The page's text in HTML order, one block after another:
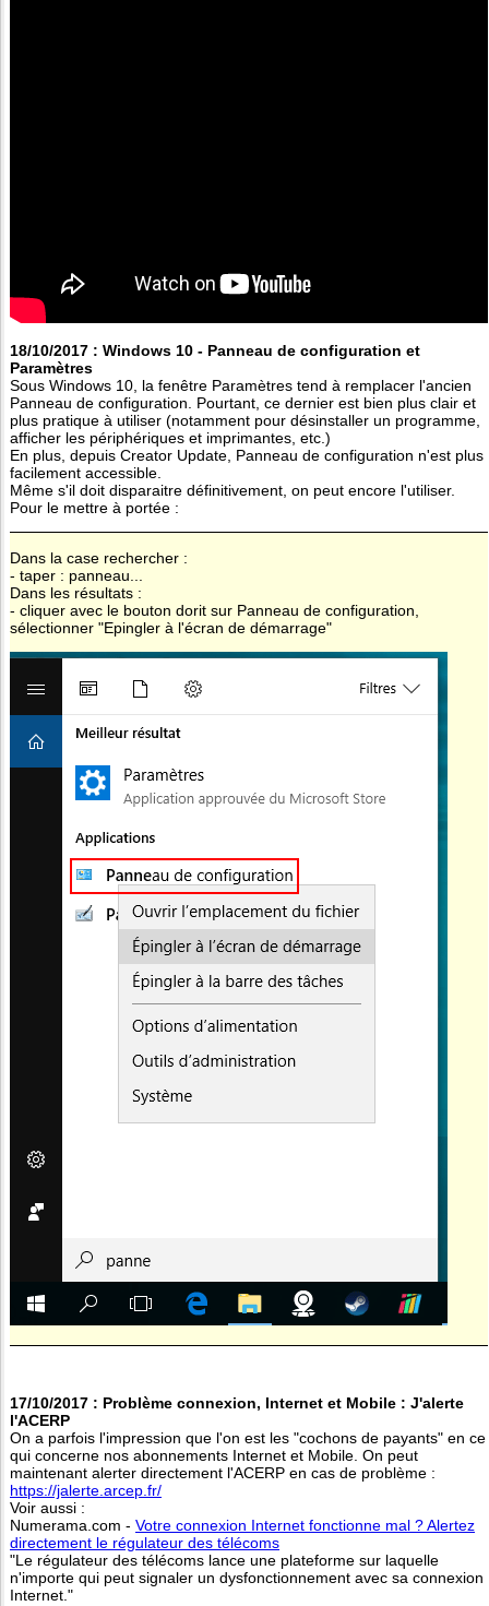
18/10/2017 : Windows 10 - Panneau de configuration et
Paramètres
Sous Windows 10, la fenêtre Paramètres tend à remplacer l'ancien
Panneau de configuration. Pourtant, ce dernier est bien plus clair et
plus pratique à utiliser (notamment pour désinstaller un programme,
afficher les périphériques et imprimantes, etc.)
En plus, depuis Creator Update, Panneau de configuration n'est plus
facilement accessible.
Même s'il doit disparaitre définitivement, on peut encore l'utiliser.
Pour le mettre à portée :
Dans la case rechercher :
- taper : panneau...
Dans les résultats :
- cliquer avec le bouton dorit sur Panneau de configuration,
sélectionner "Epingler à l'écran de démarrage"
17/10/2017 : Problème connexion, Internet et Mobile : J'alerte
l'ACERP
On a parfois l'impression que l'on est les "cochons de payants" en ce
qui concerne nos abonnements Internet et Mobile. On peut
maintenant alerter directement l'ACERP en cas de problème :
https://jalerte.arcep.fr/
Voir aussi :
Numerama.com - Votre connexion Internet fonctionne mal ? Alertez
directement le régulateur des télécoms
"Le régulateur des télécoms lance une plateforme sur laquelle
n'importe qui peut signaler un dysfonctionnement avec sa connexion
Internet."